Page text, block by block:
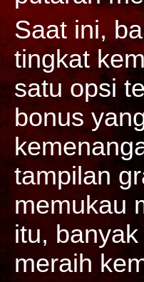
Saat ini,
tingkat
satu opsi
bonus
tampilan
memukau
itu,
meraih